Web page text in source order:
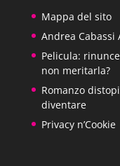
società,
brave
molto;
anche loro?
Mappa del sito
Andrea Cabassi
Pelicula:
non meritarla?
Romanzo
diventare
Privacy n’Cookie